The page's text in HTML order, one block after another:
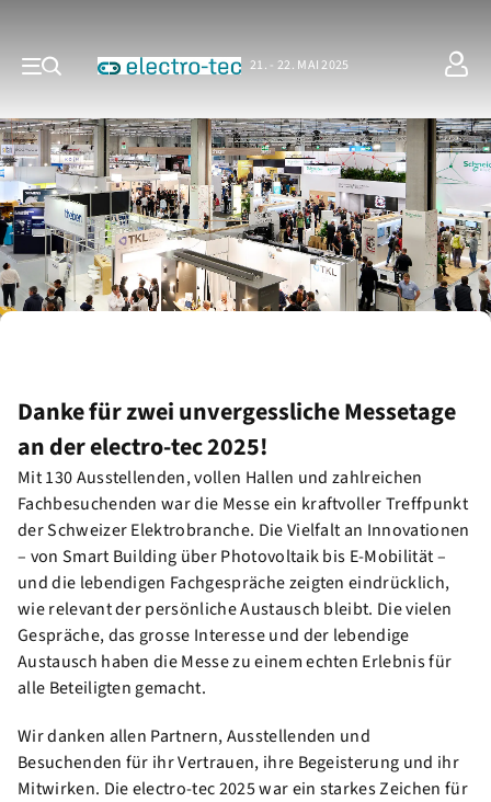
21. - 22. MAI 2025
Danke für zwei unvergessliche Messetage
an der electro-tec 2025!
Mit 130 Ausstellenden, vollen Hallen und zahlreichen
Fachbesuchenden war die Messe ein kraftvoller Treffpunkt
der Schweizer Elektrobranche. Die Vielfalt an Innovationen
– von Smart Building über Photovoltaik bis E-Mobilität –
und die lebendigen Fachgespräche zeigten eindrücklich,
wie relevant der persönliche Austausch bleibt. Die vielen
Gespräche, das grosse Interesse und der lebendige
Austausch haben die Messe zu einem echten Erlebnis für
alle Beteiligten gemacht.
Wir danken allen Partnern, Ausstellenden und
Besuchenden für ihr Vertrauen, ihre Begeisterung und ihr
Mitwirken. Die electro-tec 2025 war ein starkes Zeichen für